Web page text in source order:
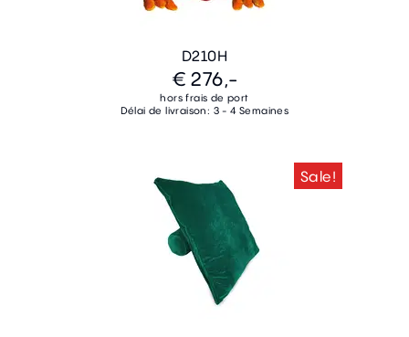
D210H
€ 276,-
hors frais de port
Délai de livraison: 3 - 4 Semaines
Sale!